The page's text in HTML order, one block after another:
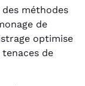
méthodes
de
optimise
de